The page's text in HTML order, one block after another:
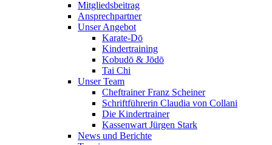
Mitgliedsbeitrag
Ansprechpartner
Unser Angebot
Karate-Dō
Kindertraining
Kobudō & Jōdō
Tai Chi
Unser Team
Cheftrainer Franz Scheiner
Schriftführerin Claudia von Collani
Die Kindertrainer
Kassenwart Jürgen Stark
News und Berichte